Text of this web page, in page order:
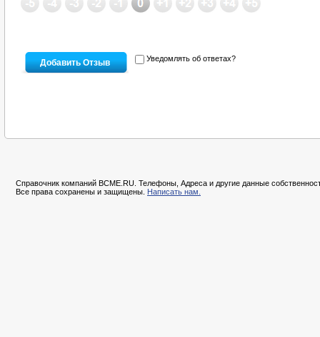
Уведомлять об ответах?
Справочник компаний BCME.RU. Телефоны, Адреса и другие данные
Все права сохранены и защищены. Написать нам.